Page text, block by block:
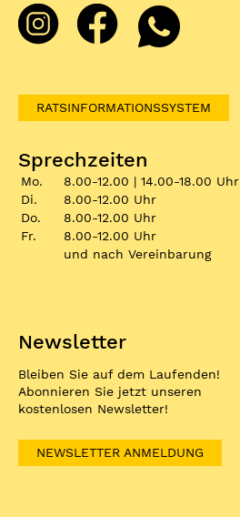
RATSINFORMATIONSSYSTEM
Sprechzeiten
Mo.
8.00-12.00 | 14.00-18.00 Uhr
Di.
8.00-12.00 Uhr
Do.
8.00-12.00 Uhr
Fr.
8.00-12.00 Uhr
und nach Vereinbarung
Newsletter
Bleiben Sie auf dem Laufenden!
Abonnieren Sie jetzt unseren
kostenlosen Newsletter!
NEWSLETTER ANMELDUNG